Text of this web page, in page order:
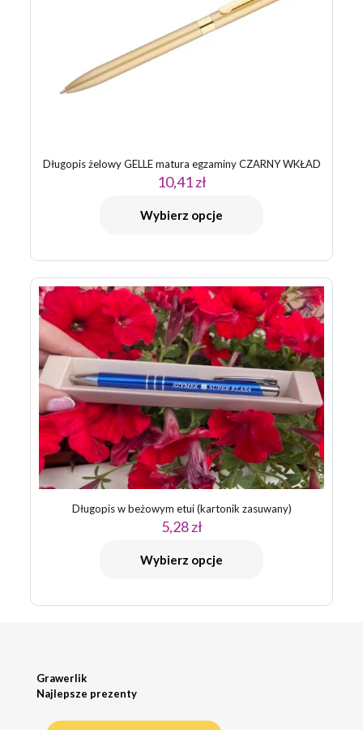
Długopis żelowy GELLE matura egzaminy CZARNY WKŁAD
10,41zł
Wybierz opcje
Długopis w beżowym etui (kartonik zasuwany)
5,28zł
Wybierz opcje
Grawerlik
Najlepsze prezenty